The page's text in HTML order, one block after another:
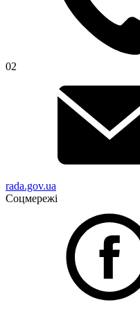
02
rada.gov.ua
Соцмережі